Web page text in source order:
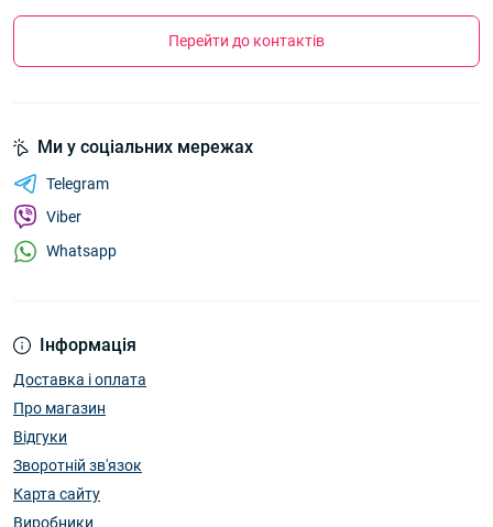
Перейти до контактів
Інформація
Доставка і оплата
Про магазин
Відгуки
Зворотній зв'язок
Карта сайту
Виробники
Ми у соціальних мережах
Telegram
Viber
Whatsapp